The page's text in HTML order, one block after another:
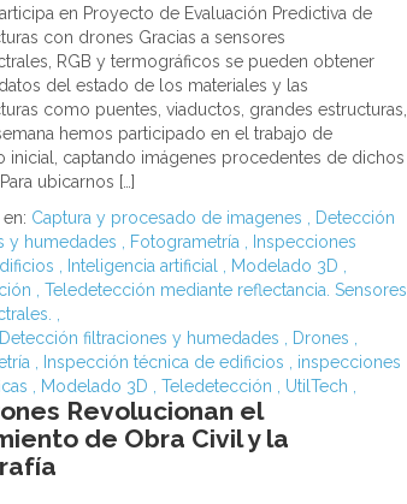
en Proyecto de Evaluación Predictiva de
con drones Gracias a sensores
RGB y termográficos se pueden obtener
del estado de los materiales y las
como puentes, viaductos, grandes estructuras,
hemos participado en el trabajo de
inicial, captando imágenes procedentes de dichos
ubicarnos […]
Captura y procesado de imagenes
Detección
y humedades
Fotogrametría
Inspecciones
Inteligencia artificial Modelado 3D
Teledetección mediante reflectancia. Sensores
Detección filtraciones y humedades Drones
Inspección técnica de edificios
inspecciones
Modelado 3D Teledetección UtilTech
Revolucionan el
de Obra Civil y la